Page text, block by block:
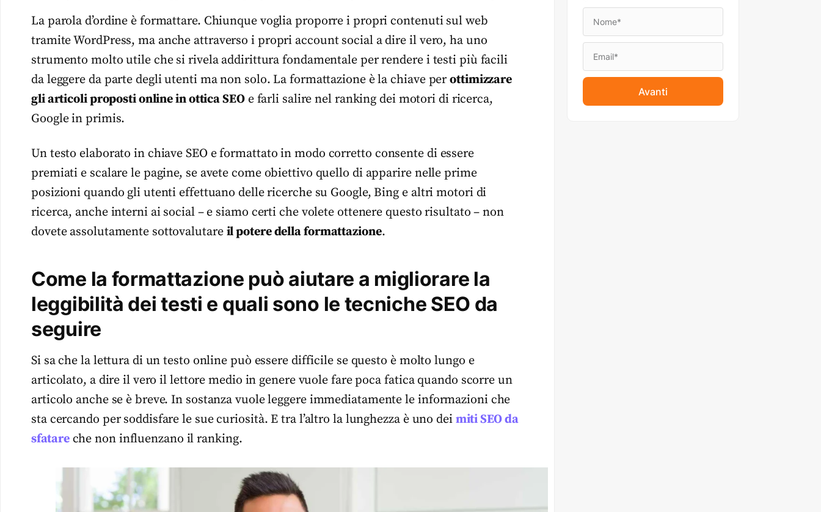
La parola d’ordine è formattare. Chiunque voglia proporre i propri contenuti sul web
tramite WordPress, ma anche attraverso i propri account social a dire il vero, ha uno
strumento molto utile che si rivela addirittura fondamentale per rendere i testi più facili
da leggere da parte degli utenti ma non solo. La formattazione è la chiave perottimizzare
gli articoli proposti online in ottica SEOe farli salire nel ranking dei motori di ricerca,
Google in primis.
Un testo elaborato in chiave SEO e formattato in modo corretto consente di essere
premiati e scalare le pagine, se avete come obiettivo quello di apparire nelle prime
posizioni quando gli utenti effettuano delle ricerche su Google, Bing e altri motori di
ricerca, anche interni ai social – e siamo certi che volete ottenere questo risultato – non
dovete assolutamente sottovalutare il potere della formattazione.
Come la formattazione può aiutare a migliorare la
leggibilità dei testi e quali sono le tecniche SEO da
seguire
Si sa che la lettura di un testo online può essere difficile se questo è molto lungo e
articolato, a dire il vero il lettore medio in genere vuole fare poca fatica quando scorre un
articolo anche se è breve. In sostanza vuole leggere immediatamente le informazioni che
sta cercando per soddisfare le sue curiosità. E tra l’altro la lunghezza è uno dei miti SEO da
sfatareche non influenzano il ranking.
Avanti